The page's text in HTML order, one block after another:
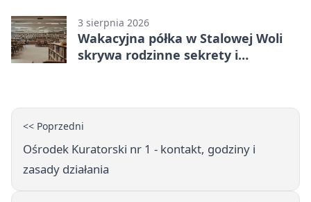
3 sierpnia 2026
Wakacyjna półka w Stalowej Woli
skrywa rodzinne sekrety i
<< Poprzedni
Ośrodek Kuratorski nr 1 - kontakt, godziny i
zasady działania